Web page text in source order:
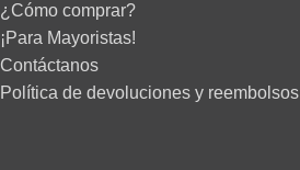
¿Cómo comprar?
¡Para Mayoristas!
Contáctanos
Política de devoluciones y reembolsos